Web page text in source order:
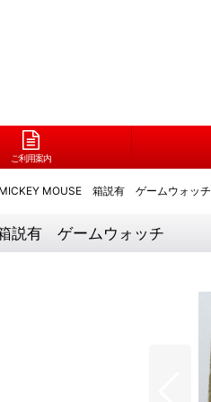
ご利用案内
MOUSE 箱説有 ゲームウォッチ
説有 ゲームウォッチ